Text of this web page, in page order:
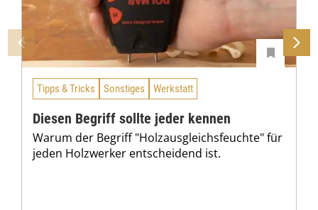
Tipps & Tricks Sonstiges Werkstatt
Diesen Begriff sollte jeder kennen
Warum der Begriff "Holzausgleichsfeuchte" für
jeden Holzwerker entscheidend ist.